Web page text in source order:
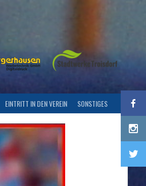
EINTRITT IN DEN VEREIN SONSTIGES